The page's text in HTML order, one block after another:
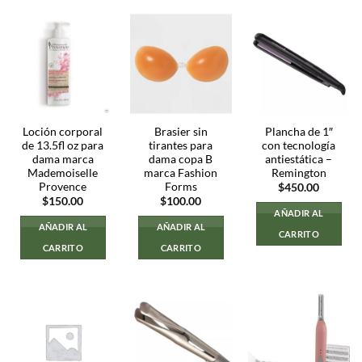
Loción corporal
de 13.5fl oz para
dama marca
Mademoiselle
Provence
$150.00
AÑADIR AL
CARRITO
Brasier sin
tirantes para
dama copa B
marca Fashion
Forms
$100.00
AÑADIR AL
CARRITO
Plancha de 1″
con tecnología
antiestática –
Remington
$450.00
AÑADIR AL
CARRITO